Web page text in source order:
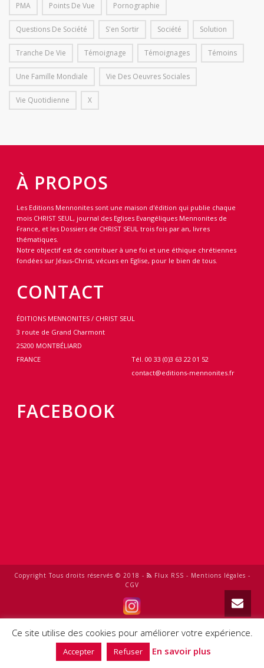
PMA Points De Vue Pornographie
Questions De Société S'en Sortir Société Solution
Tranche De Vie Témoignage Témoignages Témoins
Une Famille Mondiale Vie Des Oeuvres Sociales
Vie Quotidienne X
À PROPOS
Les Editions Mennonites sont une maison d'édition qui publie chaque
mois CHRIST SEUL, journal des Eglises Evangéliques Mennonites de
France, et les Dossiers de CHRIST SEUL trois fois par an, livres
thématiques.
Notre objectif est de contribuer à une foi et une éthique chrétiennes
fondées sur Jésus-Christ, vécues en Eglise, pour le bien de tous.
CONTACT
ÉDITIONS MENNONITES / CHRIST SEUL
3 route de Grand Charmont
25200 MONTBÉLIARD
FRANCE
Tél. 00 33 (0)3 63 22 01 52
contact@editions-mennonites.fr
FACEBOOK
Copyright Tous droits réservés © 2018 - Flux RSS - Mentions légales -
CGV
0
Ce site utilise des cookies pour améliorer votre expérience.
Accepter Refuser En savoir plus